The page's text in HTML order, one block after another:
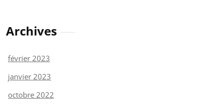
Archives
février 2023
janvier 2023
octobre 2022